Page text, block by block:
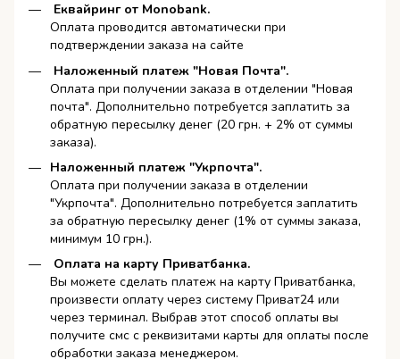
Еквайринг от Monobank.
Оплата проводится автоматически при
подтверждении заказа на сайте
Наложенный платеж "Новая Почта".
Оплата при получении заказа в отделении "Новая
почта". Дополнительно потребуется заплатить за
обратную пересылку денег (20 грн. + 2% от суммы
заказа).
Наложенный платеж "Укрпочта".
Оплата при получении заказа в отделении
"Укрпочта". Дополнительно потребуется заплатить
за обратную пересылку денег (1% от суммы заказа,
минимум 10 грн.).
Оплата на карту Приватбанка.
Вы можете сделать платеж на карту Приватбанка,
произвести оплату через систему Приват24 или
через терминал. Выбрав этот способ оплаты вы
получите смс с реквизитами карты для оплаты после
обработки заказа менеджером.